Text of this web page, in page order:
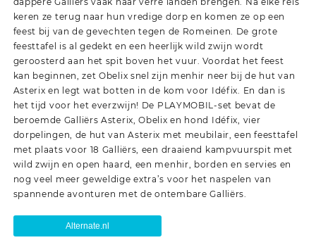
keren ze terug naar hun vredige dorp en komen ze op een
feest bij van de gevechten tegen de Romeinen. De grote
feesttafel is al gedekt en een heerlijk wild zwijn wordt
geroosterd aan het spit boven het vuur. Voordat het feest
kan beginnen, zet Obelix snel zijn menhir neer bij de hut van
Asterix en legt wat botten in de kom voor Idéfix. En dan is
het tijd voor het everzwijn! De PLAYMOBIL-set bevat de
beroemde Galliërs Asterix, Obelix en hond Idéfix, vier
dorpelingen, de hut van Asterix met meubilair, een feesttafel
met plaats voor 18 Galliërs, een draaiend kampvuurspit met
wild zwijn en open haard, een menhir, borden en servies en
nog veel meer geweldige extra’s voor het naspelen van
spannende avonturen met de ontembare Galliërs.
Alternate.nl